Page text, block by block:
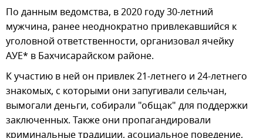
По данным ведомства, в 2020 году 30-летний
мужчина, ранее неоднократно привлекавшийся к
уголовной ответственности, организовал ячейку
АУЕ* в Бахчисарайском районе.
К участию в ней он привлек 21-летнего и 24-летнего
знакомых, с которыми они запугивали сельчан,
вымогали деньги, собирали "общак" для поддержки
заключенных. Также они пропагандировали